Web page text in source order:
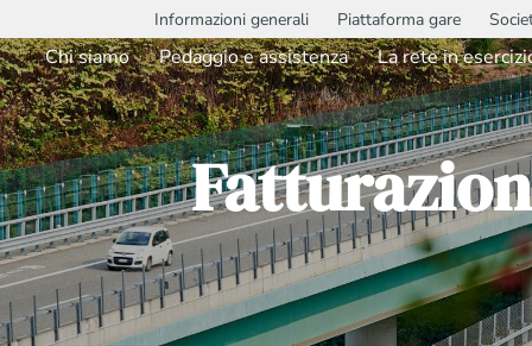
Informazioni generali Piattaforma gare
Chi siamo Pedaggio e assistenza La rete in